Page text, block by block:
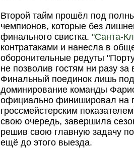
Второй тайм прошёл под
чемпионов, которые без
финального свистка."Санта-
контратаками и нанесла в
оборонительные редуты
не позволив гостям ни разу за
Финальный поединок лишь
доминирование команды
официально финишировал на
гроссмейстерским
свою очередь, завершила
решив свою главную задачу
ещё до этого выезда.